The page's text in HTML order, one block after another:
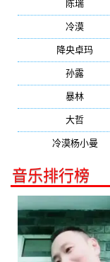
陈瑞
冷漠
降央卓玛
孙露
暴林
大哲
冷漠杨小曼
音乐排行榜